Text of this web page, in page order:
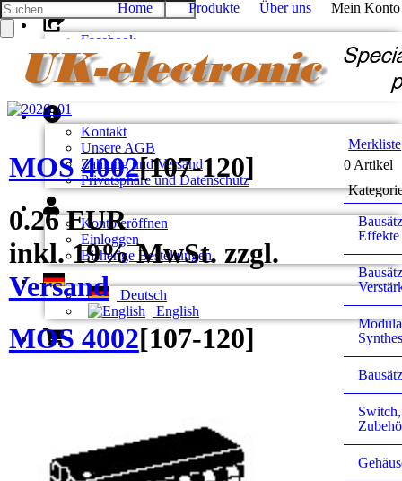
Facebook
Twitter
Google +
Pinterest
Kontakt
Unsere AGB
Zahlung und Versand
Privatsphäre und Datenschutz
Konto eröffnen
Einloggen
Bisherige Bestellungen
Deutsch
English
Home Produkte Über uns Mein Konto
MOS 4002[107-120]
0.26 EUR
inkl. 19% MwSt. zzgl.
Versand
MOS 4002[107-120]
Merkliste
0 Artikel
Effekte